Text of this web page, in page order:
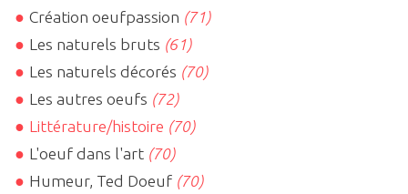
Création oeufpassion (71)
Les naturels bruts (61)
Les naturels décorés (70)
Les autres oeufs (72)
Littérature/histoire (70)
L'oeuf dans l'art (70)
Humeur, Ted Doeuf (70)